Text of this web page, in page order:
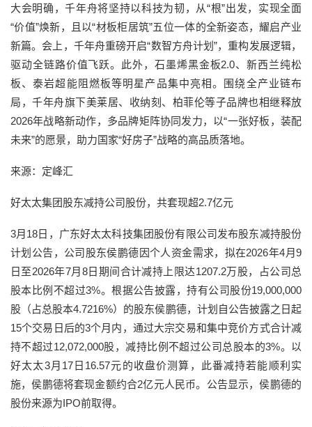
大会明确，千年舟将坚持以科技为韧，从“根”出发，实现全面
“价值”焕新，且以“材板柜居筑”五位一体的全新姿态，耀启产业
新篇。会上，千年舟重磅开启“数智方舟计划”，重构发展逻辑，
驱动全链路价值飞跃。此外，石墨烯黑金板2.0、新西兰纯松
板、泰岩超能阻燃板等明星产品集中亮相。围绕全产业链布
局，千年舟旗下美莱居、收纳刻、柏菲伦等子品牌也相继释放
2026年战略新动作，多品牌矩阵协同发力，以“一张好板，装配
未来”的愿景，助力国家“好房子”战略的高品质落地。
来源：定峰汇
好太太集团股东减持公司股份，共套现超2.7亿元
3月18日，广东好太太科技集团股份有限公司发布股东减持股份
计划公告，公司股东侯鹏德因个人资金需求，拟在2026年4月9
日至2026年7月8日期间合计减持上限达1207.2万股，占公司总
股本比例不超过3%。根据公告披露，持有公司股份19,000,000
股（占总股本4.7216%）的股东侯鹏德，计划自公告披露之日起
15个交易日后的3个月内，通过大宗交易和集中竞价方式合计减
持不超过12,072,000股，减持比例不超过公司总股本的3%。以
好太太3月17日16.57元的收盘价测算，此番减持若能顺利实
施，侯鹏德将套现金额约合2亿元人民币。公告显示，侯鹏德的
股份来源为IPO前取得。